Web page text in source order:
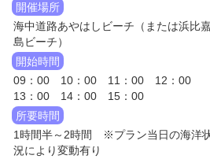
開催場所
海中道路あやはしビーチ（または浜比
島ビーチ）
開始時間
09：00 10：00 11：00 12：00
13：00 14：00 15：00
所要時間
1時間半～2時間 ※プラン当日の海洋
況により変動有り